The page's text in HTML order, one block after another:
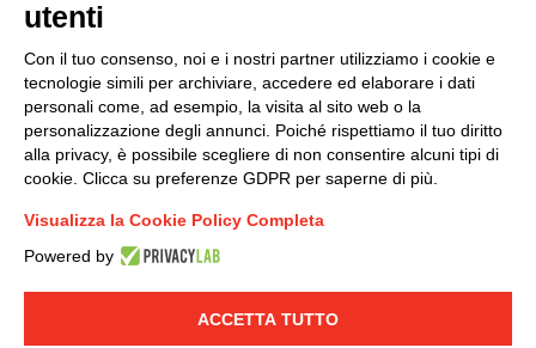
LINKEDIN YOUTUBE
© 2019 - DKC Europe - -
Condizioni generali di vendita DKC Power Solutions
Condizioni generali di acquisto
Codice etico
utenti
Con il tuo consenso, noi e i nostri partner utilizziamo i cookie e
tecnologie simili per archiviare, accedere ed elaborare i dati
personali come, ad esempio, la visita al sito web o la
personalizzazione degli annunci. Poiché rispettiamo il tuo diritto
alla privacy, è possibile scegliere di non consentire alcuni tipi di
cookie. Clicca su preferenze GDPR per saperne di più.
Visualizza la Cookie Policy Completa
Powered by
ACCETTA TUTTO